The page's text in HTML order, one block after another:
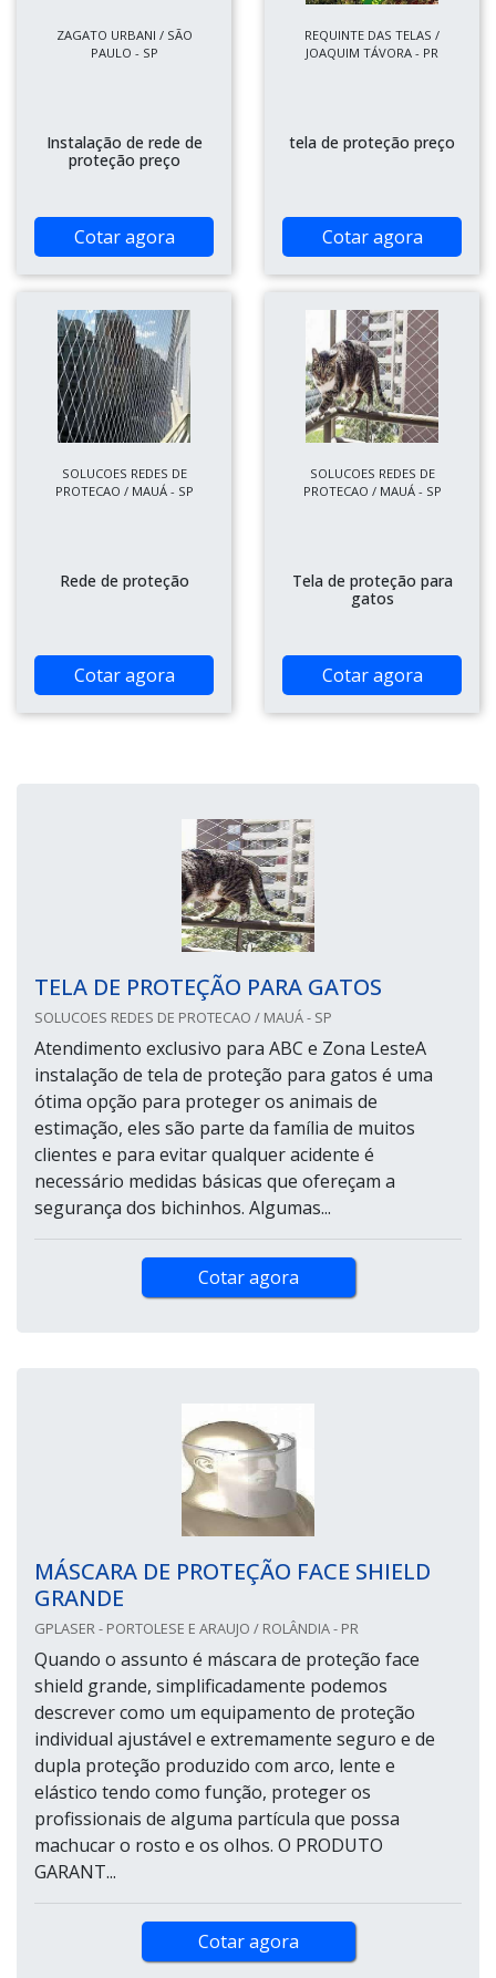
ZAGATO URBANI / SÃO
PAULO - SP
Instalação de rede de
proteção preço
Cotar agora
REQUINTE DAS TELAS /
JOAQUIM TÁVORA - PR
tela de proteção preço
Cotar agora
SOLUCOES REDES DE
PROTECAO / MAUÁ - SP
Rede de proteção
Cotar agora
SOLUCOES REDES DE
PROTECAO / MAUÁ - SP
Tela de proteção para
gatos
Cotar agora
TELA DE PROTEÇÃO PARA GATOS
SOLUCOES REDES DE PROTECAO / MAUÁ - SP
Atendimento exclusivo para ABC e Zona LesteA
instalação de tela de proteção para gatos é uma
ótima opção para proteger os animais de
estimação, eles são parte da família de muitos
clientes e para evitar qualquer acidente é
necessário medidas básicas que ofereçam a
segurança dos bichinhos. Algumas...
Cotar agora
MÁSCARA DE PROTEÇÃO FACE SHIELD
GRANDE
GPLASER - PORTOLESE E ARAUJO / ROLÂNDIA - PR
Quando o assunto é máscara de proteção face
shield grande, simplificadamente podemos
descrever como um equipamento de proteção
individual ajustável e extremamente seguro e de
dupla proteção produzido com arco, lente e
elástico tendo como função, proteger os
profissionais de alguma partícula que possa
machucar o rosto e os olhos. O PRODUTO
GARANT...
Cotar agora